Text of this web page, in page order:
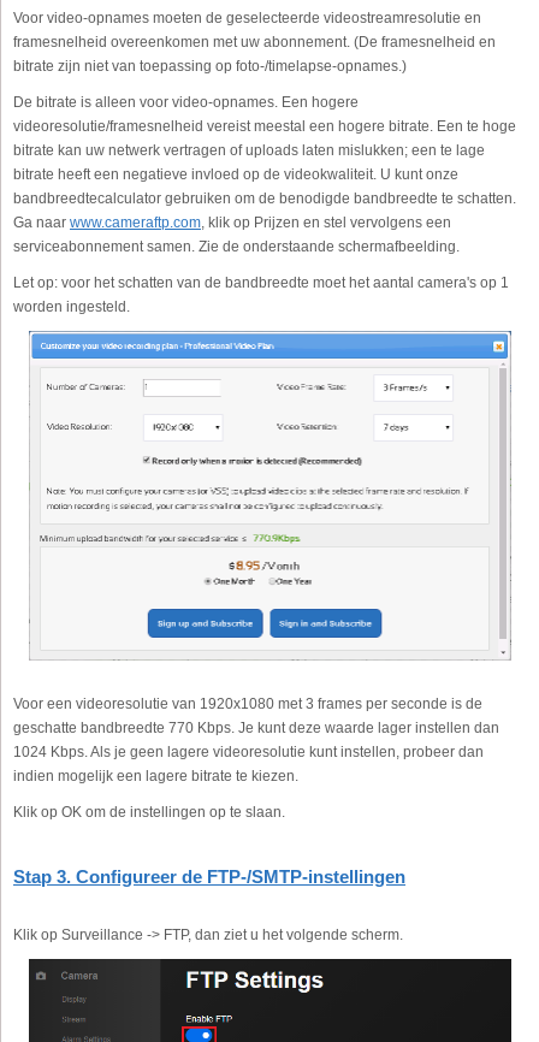
Voor video-opnames moeten de geselecteerde videostreamresolutie en
framesnelheid overeenkomen met uw abonnement. (De framesnelheid en
bitrate zijn niet van toepassing op foto-/timelapse-opnames.)
De bitrate is alleen voor video-opnames. Een hogere
videoresolutie/framesnelheid vereist meestal een hogere bitrate. Een te hoge
bitrate kan uw netwerk vertragen of uploads laten mislukken; een te lage
bitrate heeft een negatieve invloed op de videokwaliteit. U kunt onze
bandbreedtecalculator gebruiken om de benodigde bandbreedte te schatten.
Ga naar www.cameraftp.com, klik op Prijzen en stel vervolgens een
serviceabonnement samen. Zie de onderstaande schermafbeelding.
Let op: voor het schatten van de bandbreedte moet het aantal camera's op 1
worden ingesteld.
Voor een videoresolutie van 1920x1080 met 3 frames per seconde is de
geschatte bandbreedte 770 Kbps. Je kunt deze waarde lager instellen dan
1024 Kbps. Als je geen lagere videoresolutie kunt instellen, probeer dan
indien mogelijk een lagere bitrate te kiezen.
Klik op OK om de instellingen op te slaan.
Stap 3. Configureer de FTP-/SMTP-instellingen
Klik op Surveillance -> FTP, dan ziet u het volgende scherm.